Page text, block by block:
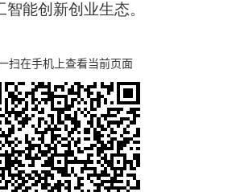
智能创新创业生态。
扫在手机上查看当前页面